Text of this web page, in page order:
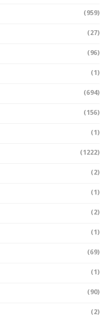
(959)
(27)
(96)
(1)
(694)
(156)
(1)
(1222)
(2)
(1)
(2)
(1)
(69)
(1)
(90)
(2)